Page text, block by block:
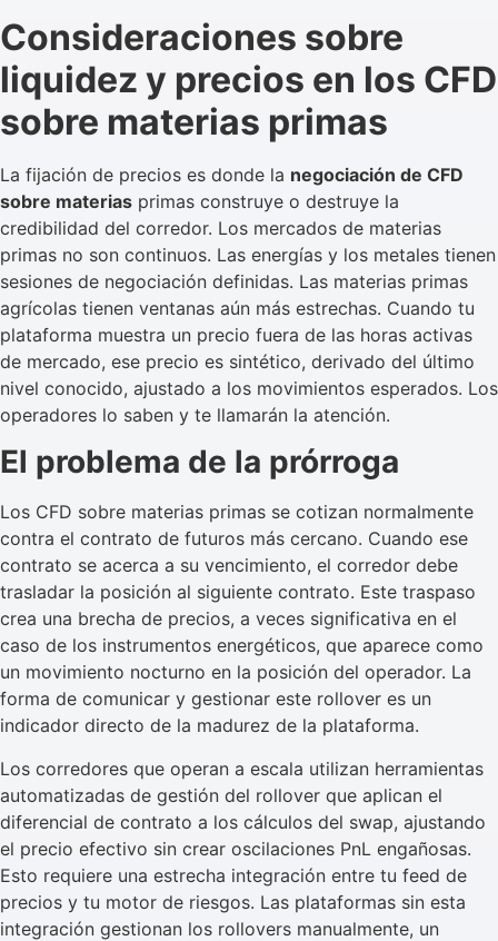
Consideraciones sobre
liquidez y precios en los CFD
sobre materias primas
La fijación de precios es donde la negociación de CFD
sobre materias primas construye o destruye la
credibilidad del corredor. Los mercados de materias
primas no son continuos. Las energías y los metales tienen
sesiones de negociación definidas. Las materias primas
agrícolas tienen ventanas aún más estrechas. Cuando tu
plataforma muestra un precio fuera de las horas activas
de mercado, ese precio es sintético, derivado del último
nivel conocido, ajustado a los movimientos esperados. Los
operadores lo saben y te llamarán la atención.
El problema de la prórroga
Los CFD sobre materias primas se cotizan normalmente
contra el contrato de futuros más cercano. Cuando ese
contrato se acerca a su vencimiento, el corredor debe
trasladar la posición al siguiente contrato. Este traspaso
crea una brecha de precios, a veces significativa en el
caso de los instrumentos energéticos, que aparece como
un movimiento nocturno en la posición del operador. La
forma de comunicar y gestionar este rollover es un
indicador directo de la madurez de la plataforma.
Los corredores que operan a escala utilizan herramientas
automatizadas de gestión del rollover que aplican el
diferencial de contrato a los cálculos del swap, ajustando
el precio efectivo sin crear oscilaciones PnL engañosas.
Esto requiere una estrecha integración entre tu feed de
precios y tu motor de riesgos. Las plataformas sin esta
integración gestionan los rollovers manualmente, un